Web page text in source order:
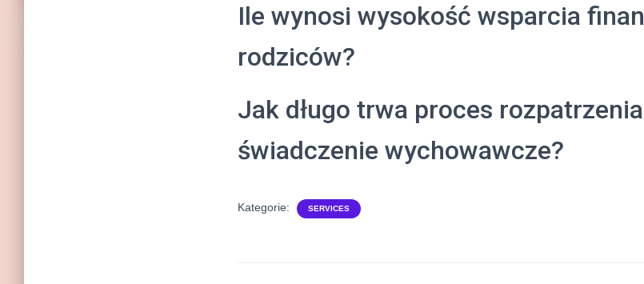
Ile wynosi wysokość wsparcia
rodziców?
Jak długo trwa proces
świadczenie wychowawcze?
Kategorie: SERVICES